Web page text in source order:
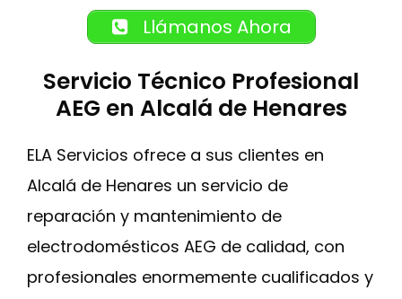
Llámanos Ahora
Servicio Técnico Profesional
AEG en Alcalá de Henares
ELA Servicios ofrece a sus clientes en
Alcalá de Henares un servicio de
reparación y mantenimiento de
electrodomésticos AEG de calidad, con
profesionales enormemente cualificados y